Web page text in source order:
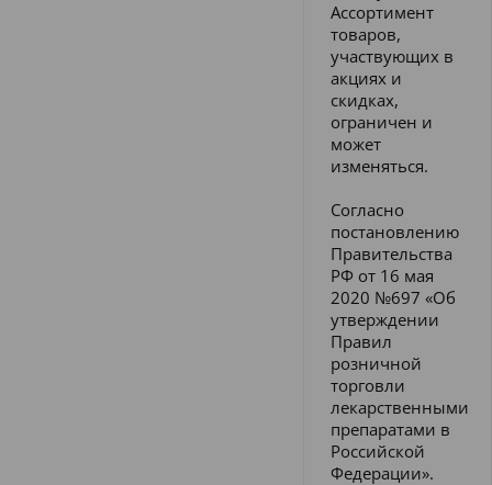
Ассортимент
товаров,
участвующих в
акциях и
скидках,
ограничен и
может
изменяться.
Согласно
постановлению
Правительства
РФ от 16 мая
2020 №697 «Об
утверждении
Правил
розничной
торговли
лекарственными
препаратами в
Российской
Федерации».